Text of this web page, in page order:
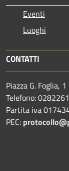
Eventi
Luoghi
CONTATTI
Piazza G. Foglia,
Telefono: 0282261
Partita iva
PEC: